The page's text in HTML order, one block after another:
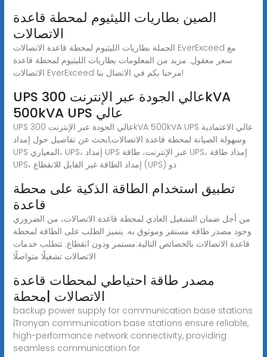
الصين بطاريات الليثيوم لمحطة قاعدة
الاتصالات
الجملة بطاريات الليثيوم لمحطة قاعدة الاتصالات EverExceed مع
سعر معقول. مزيد من المعلومات بطاريات الليثيوم لمحطة قاعدة
الاتصالات EverExceed مرحبا بكم في الاتصال بنا!
UPS عالي الجودة عبر الإنترنت 300kVA
500kVA UPS عالي
UPS عالي الجودة عبر الإنترنت 300kVA 500kVA UPS عالي الاعتمادية
وسهولة الصيانة لمحطة قاعدة الاتصالات,ابحث عن تفاصيل حول إمداد
UPS المعياري، UPS، إمداد UPS عبر الإنترنت، طاقة UPS، إمداد طاقة
UPS، إمداد الطاقة غير القابل للانقطاع (UPS) ذو
تطبيق استخدام الطاقة الذكية على محطة
قاعدة
من أجل ضمان التشغيل العادي لمحطة قاعدة الاتصالات، من الضروري
وجود مصدر طاقة مستقر وموثوق به. يتميز الطلب على الطاقة لمحطة
قاعدة الاتصالات بالخصائص التالية:مستمر ودون انقطاع: تتطلب خدمات
الاتصالات تشغيلًا متواصلًا
مصدر طاقة احتياطي لمحطات قاعدة
الاتصالات |محطة
backup power supply for communication base stations
|Tronyan communication base stations ensure reliable,
high-performance network connectivity, providing
seamless communication for